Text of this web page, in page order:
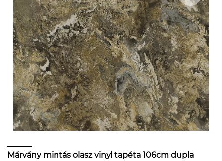
Márvány mintás olasz vinyl tapéta 106cm dupla